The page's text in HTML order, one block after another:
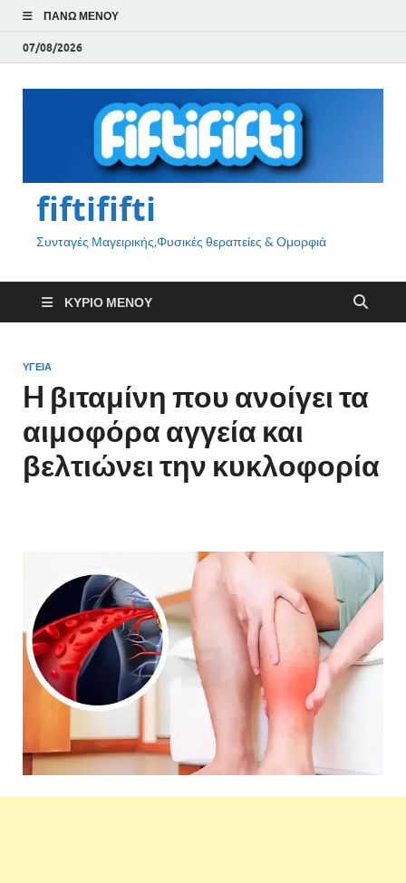
ΠΆΝΩ ΜΕΝΟΎ
07/08/2026
fiftififti
Συνταγές Μαγειρικής,Φυσικές θεραπείες & Ομορφιά
ΚΎΡΙΟ ΜΕΝΟΎ
ΥΓΕΙΑ
H βιταμίνη που ανοίγει τα
αιμοφόρα αγγεία και
βελτιώνει την κυκλοφορία